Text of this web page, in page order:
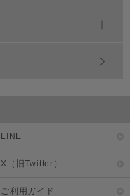
LINE
X（旧Twitter）
ご利用ガイド